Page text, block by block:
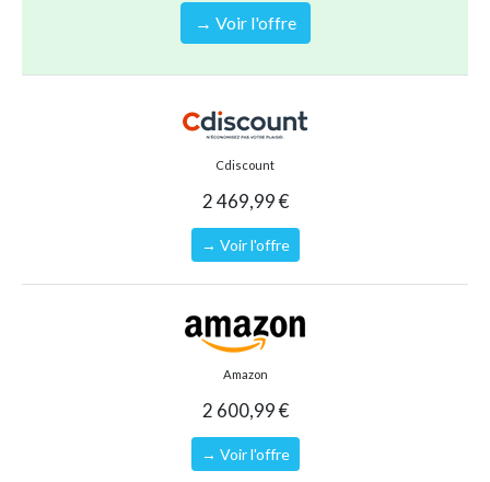
De grande bouche et avec tuyau de retour.
Inclus les tuyaux de branchement à l'épurateur de 32 mm
phosphatation, apprêt blanc et laqué. La tôle est gravée
pour le skimmer et la valve de retour de l'eau. Elle
comprend une fermeture à double rangée de vis pour plus
Échelle de Ciseaux laquée en blanc avec 8
→ Voir l'offre
Cdiscount
2 469,99 €
→ Voir l'offre
Amazon
2 600,99 €
→ Voir l'offre